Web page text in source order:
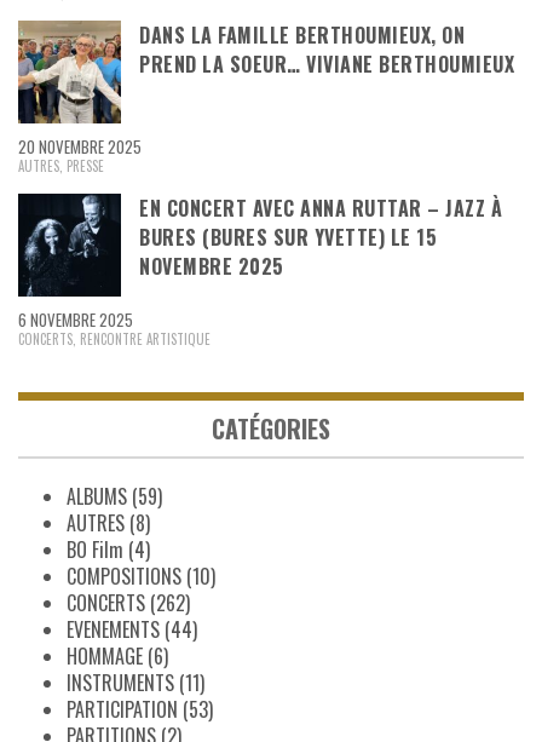
DANS LA FAMILLE BERTHOUMIEUX, ON
PREND LA SOEUR… VIVIANE BERTHOUMIEUX
20 NOVEMBRE 2025
AUTRES PRESSE
EN CONCERT AVEC ANNA RUTTAR – JAZZ À
BURES (BURES SUR YVETTE) LE 15
NOVEMBRE 2025
6 NOVEMBRE 2025
CONCERTS RENCONTRE ARTISTIQUE
CATÉGORIES
ALBUMS (59)
AUTRES (8)
BO Film (4)
COMPOSITIONS (10)
CONCERTS (262)
EVENEMENTS (44)
HOMMAGE (6)
INSTRUMENTS (11)
PARTICIPATION (53)
PARTITIONS (2)